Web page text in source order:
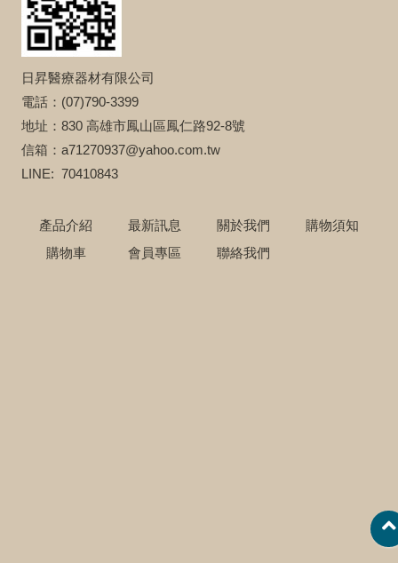
日昇醫療器材有限公司
電話：(07)790-3399
地址：830 高雄市鳳山區鳳仁路92-8號
信箱：a71270937@yahoo.com.tw
LINE: 70410843
產品介紹 最新訊息 關於我們
購物須知
購物車
會員專區 聯絡我們